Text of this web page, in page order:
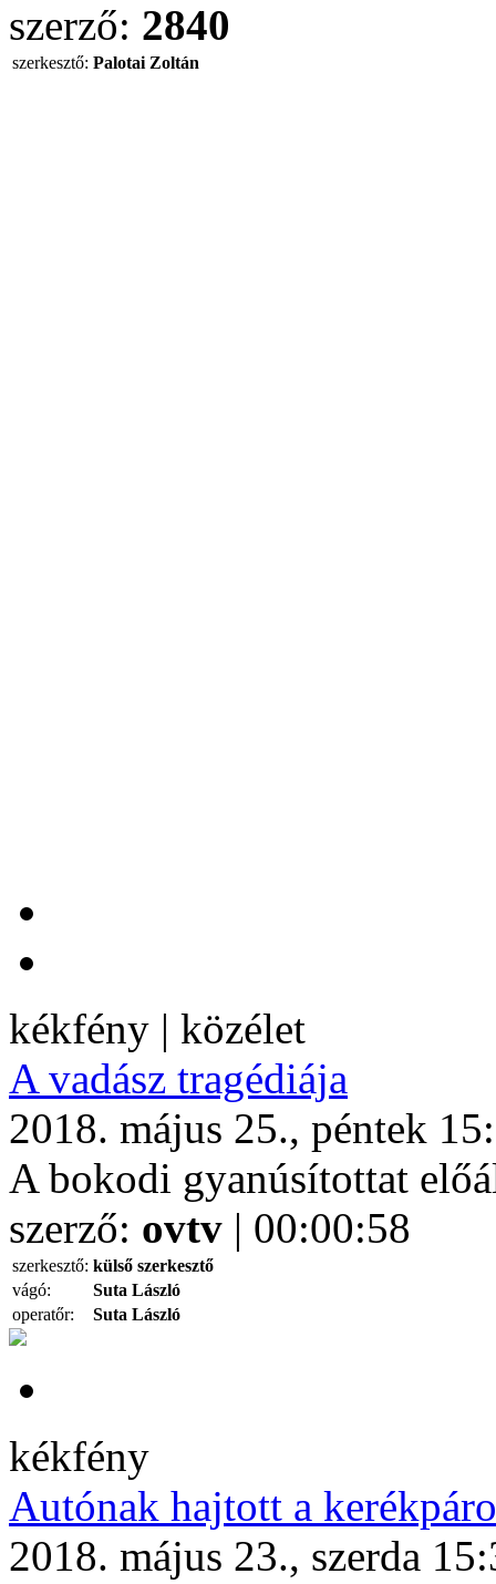
szerző: 2840
szerkesztő: Palotai Zoltán
kékfény | közélet
A vadász tragédiája
2018. május 25., péntek
A bokodi gyanúsítottat
szerző: ovtv | 00:00:58
szerkesztő: külső szerkesztő
vágó:
Suta László
operatőr:
Suta László
kékfény
Autónak hajtott a
2018. május 23., szerda